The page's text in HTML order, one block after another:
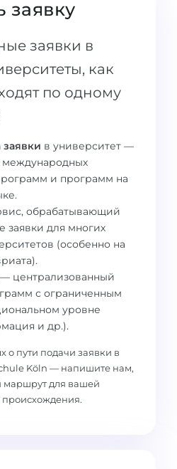
успешно поступают
заявку
заявки в
как
по одному
в университет —
международных
и программ на
обрабатывающий
заявки для многих
(особенно на
— централизованный
с ограниченным
уровне
и др.).
о пути подачи заявки в
Köln — напишите нам,
маршрут для вашей